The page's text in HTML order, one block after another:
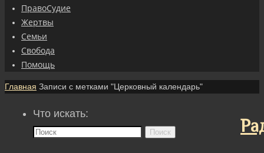
ПравоСудие
Жертвы
Семьи
Свобода
Помощь
Главная Записи с метками "Церковный календарь"
Что искать:
Поиск